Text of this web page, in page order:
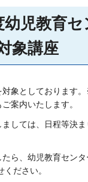
幼児教育
象講座
象としております
案内いたします。
しては、日程等決ま
ら、幼児教育セン
ださい。